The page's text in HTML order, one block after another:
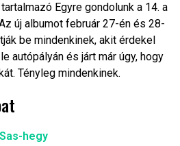
Egyre gondolunk a 14. a
új albumot február 27-én és 28-
be mindenkinek, akit érdekel
autópályán és járt már úgy, hogy
Tényleg mindenkinek.
hegy